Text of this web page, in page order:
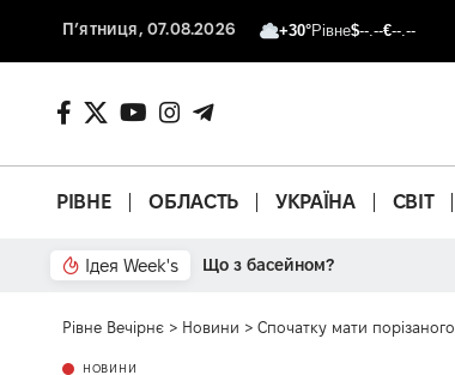
П’ятниця, 07.08.2026 +30°Рівне$--.--€--.--
РІВНЕ ОБЛАСТЬ УКРАЇНА СВІТ
Ідея Week's Що з басейном?
Рівне Вечірнє > Новини > Спочатку мати
НОВИНИ